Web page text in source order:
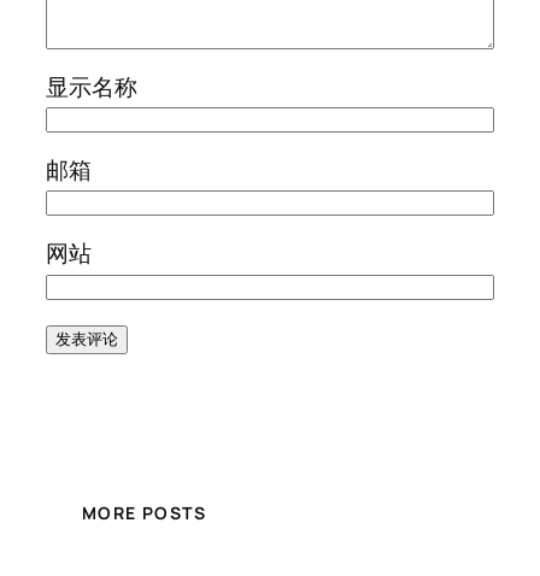
显示名称
邮箱
网站
MORE POSTS